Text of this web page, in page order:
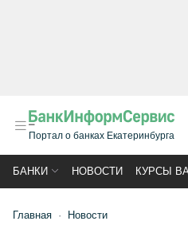
Портал о банках Екатеринбурга
БАНКИ НОВОСТИ КУРСЫ
Главная Новости